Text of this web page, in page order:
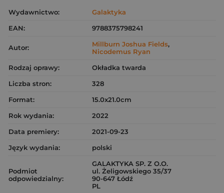
Wydawnictwo:
Galaktyka
EAN:
9788375798241
Autor: Millburn Joshua Fields,
Nicodemus Ryan
Rodzaj oprawy:
Okładka twarda
Liczba stron:
328
Format:
15.0x21.0cm
Rok wydania:
2022
Data premiery:
2021-09-23
Język wydania:
polski
Podmiot
odpowiedzialny:
GALAKTYKA SP. Z O.O.
ul. Żeligowskiego 35/37
90-647 Łódź
PL